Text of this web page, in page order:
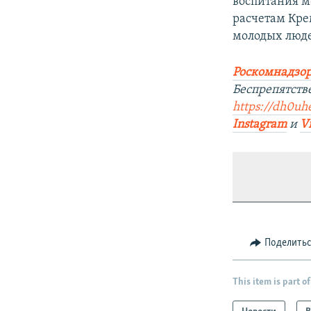
расчетам
молодых
https://
Instagramи
This item is part of